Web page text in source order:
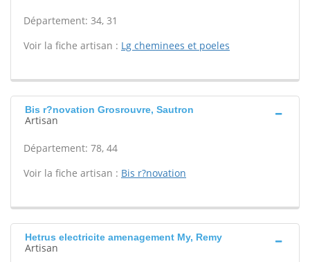
Département: 34, 31
Voir la fiche artisan : Lg cheminees et poeles
Bis r?novation Grosrouvre, Sautron
Artisan
Département: 78, 44
Voir la fiche artisan : Bis r?novation
Hetrus electricite amenagement My, Remy
Artisan